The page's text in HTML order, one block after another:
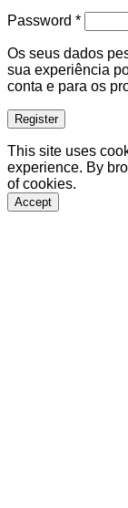
Password *
Os seus dados
sua experiência
conta e para os
Register
This site uses
experience. By
of cookies.
Accept